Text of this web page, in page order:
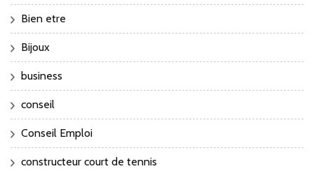
Bien etre
Bijoux
business
conseil
Conseil Emploi
constructeur court de tennis